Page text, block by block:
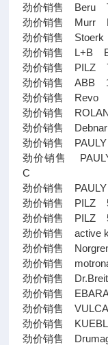
劲价销售 Beru
劲价销售 Murr
劲价销售
劲价销售 L+B
劲价销售 PILZ
劲价销售 ABB
劲价销售 Revo
劲价销售
劲价销售
劲价销售
劲价销售
C
劲价销售
劲价销售 PILZ
劲价销售 PILZ
劲价销售 active
劲价销售
劲价销售
劲价销售
劲价销售
劲价销售
劲价销售
劲价销售